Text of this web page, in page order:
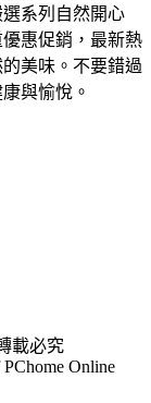
系列自然開心
惠促銷，最新熱
美味。不要錯過
與愉悅。
載必究
PChome Online